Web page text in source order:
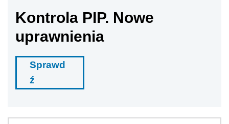
Kontrola PIP. Nowe
uprawnienia
Sprawd
ź